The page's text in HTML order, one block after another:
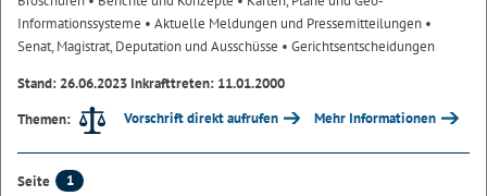
Informationssysteme • Aktuelle Meldungen und Pressemitteilungen •
Senat, Magistrat, Deputation und Ausschüsse • Gerichtsentscheidungen
Stand: 26.06.2023 Inkrafttreten: 11.01.2000
Themen:
Vorschrift direkt aufrufen Mehr Informationen
Seite
1